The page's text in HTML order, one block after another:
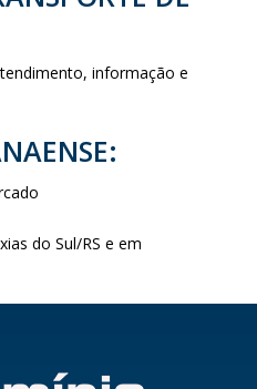
informação e
do Sul/RS e em